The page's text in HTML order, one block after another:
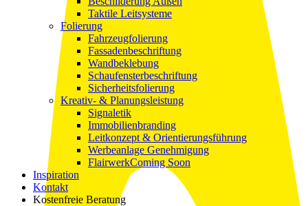
Taktile Leitsysteme
Folierung
Fahrzeugfolierung
Fassadenbeschriftung
Wandbeklebung
Schaufensterbeschriftung
Sicherheitsfolierung
Kreativ- & Planungsleistung
Signaletik
Immobilienbranding
Leitkonzept & Orientierungsführung
Werbeanlage Genehmigung
FlairwerkComing Soon
Inspiration
Kontakt
Kostenfreie Beratung